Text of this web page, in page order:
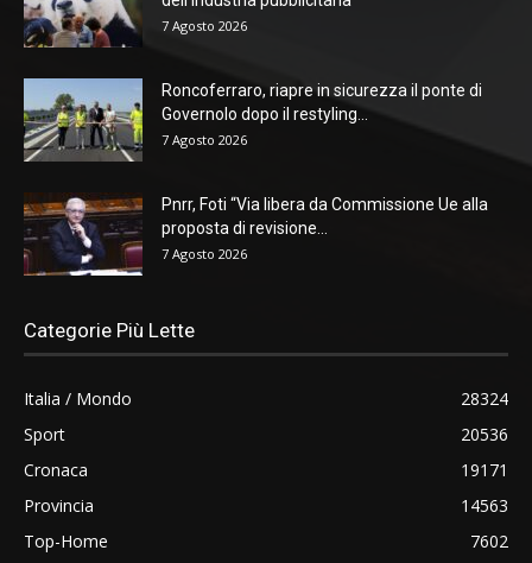
7 Agosto 2026
Roncoferraro, riapre in sicurezza il ponte di
Governolo dopo il restyling...
7 Agosto 2026
Pnrr, Foti “Via libera da Commissione Ue alla
proposta di revisione...
7 Agosto 2026
Categorie Più Lette
Italia / Mondo
28324
Sport
20536
Cronaca
19171
Provincia
14563
Top-Home
7602